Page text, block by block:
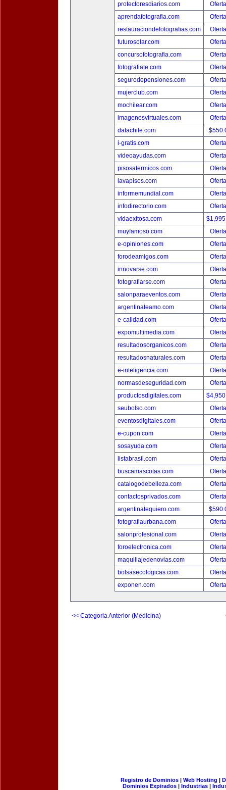
protectoresdiarios.com
aprendafotografia.com
restauraciondefotografias.com
futurosolar.com
concursofotografia.com
fotografiate.com
segurodepensiones.com
mujerclub.com
mochilear.com
imagenesvirtuales.com
datachile.com
i-gratis.com
videoayudas.com
pisosatermicos.com
lavapisos.com
informemundial.com
infodirectorio.com
vidaexitosa.com
muyfamoso.com
e-opiniones.com
forodeamigos.com
innovarse.com
fotografiarse.com
salonparaeventos.com
argentinateamo.com
e-calidad.com
expomultimedia.com
resultadosorganicos.com
resultadosnaturales.com
e-inteligencia.com
normasdeseguridad.com
productosdigitales.com
seubolso.com
eventosdigitales.com
e-cupon.com
sosayuda.com
listabrasil.com
buscamascotas.com
catalogodebelleza.com
contactosprivados.com
argentinatequiero.com
fotografiaurbana.com
salonprofesional.com
foroelectronica.com
maquillajedenovias.com
bolsasecologicas.com
exponen.com
<< Categoria Anterior (Medicina)
Registro de Dominios| Web Hosting |
Dominios Expirados | Industrias |